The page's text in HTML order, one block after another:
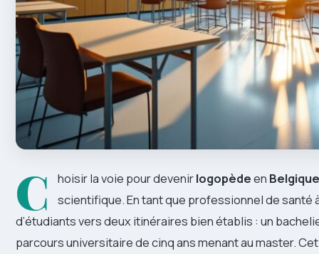
C hoisir la voie pour devenirlogopèdeen Belgique
scientifique. En tant que professionnel de santé
d’étudiants vers deux itinéraires bien établis : un
parcours universitaire de cinq ans menant au master.